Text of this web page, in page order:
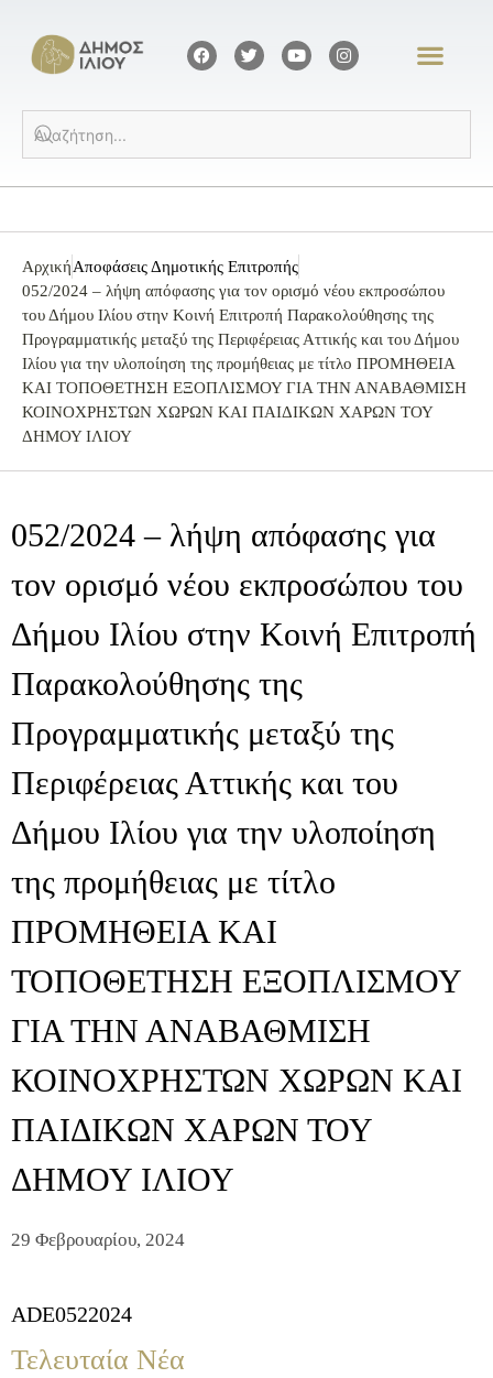
ΑρχικήΑποφάσεις Δημοτικής Επιτροπής
052/2024 – λήψη απόφασης για τον ορισμό νέου εκπροσώπου
του Δήμου Ιλίου στην Κοινή Επιτροπή Παρακολούθησης της
Προγραμματικής μεταξύ της Περιφέρειας Αττικής και του Δήμου
Ιλίου για την υλοποίηση της προμήθειας με τίτλο ΠΡΟΜΗΘΕΙΑ
ΚΑΙ ΤΟΠΟΘΕΤΗΣΗ ΕΞΟΠΛΙΣΜΟΥ ΓΙΑ ΤΗΝ ΑΝΑΒΑΘΜΙΣΗ
ΚΟΙΝΟΧΡΗΣΤΩΝ ΧΩΡΩΝ ΚΑΙ ΠΑΙΔΙΚΩΝ ΧΑΡΩΝ ΤΟΥ
ΔΗΜΟΥ ΙΛΙΟΥ
052/2024 – λήψη απόφασης για
τον ορισμό νέου εκπροσώπου του
Δήμου Ιλίου στην Κοινή Επιτροπή
Παρακολούθησης της
Προγραμματικής μεταξύ της
Περιφέρειας Αττικής και του
Δήμου Ιλίου για την υλοποίηση
της προμήθειας με τίτλο
ΠΡΟΜΗΘΕΙΑ ΚΑΙ
ΤΟΠΟΘΕΤΗΣΗ ΕΞΟΠΛΙΣΜΟΥ
ΓΙΑ ΤΗΝ ΑΝΑΒΑΘΜΙΣΗ
ΚΟΙΝΟΧΡΗΣΤΩΝ ΧΩΡΩΝ ΚΑΙ
ΠΑΙΔΙΚΩΝ ΧΑΡΩΝ ΤΟΥ
ΔΗΜΟΥ ΙΛΙΟΥ
29 Φεβρουαρίου, 2024
ADE0522024
Τελευταία Νέα